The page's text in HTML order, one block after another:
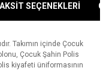
SEÇENEKLERİ
Takımın içinde Çocuk
Çocuk Şahin Polis
kiyafeti üniformasının